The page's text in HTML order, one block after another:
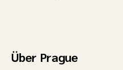
Über Prague